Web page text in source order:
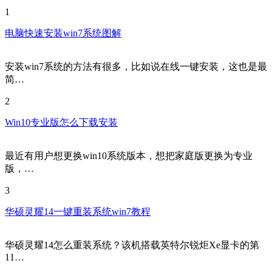
1
电脑快速安装win7系统图解
安装win7系统的方法有很多，比如说在线一键安装，这也是最
简…
2
Win10专业版怎么下载安装
最近有用户想更换win10系统版本，想把家庭版更换为专业
版，…
3
华硕灵耀14一键重装系统win7教程
华硕灵耀14怎么重装系统？该机搭载英特尔锐炬Xe显卡的第
11…